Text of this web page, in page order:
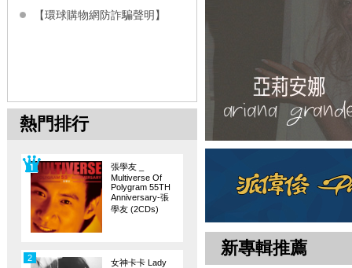
【環球購物網防詐騙聲明】
熱門排行
張學友 _
Multiverse Of
Polygram 55TH
Anniversary-張
學友 (2CDs)
女神卡卡 Lady
2 新專輯推薦